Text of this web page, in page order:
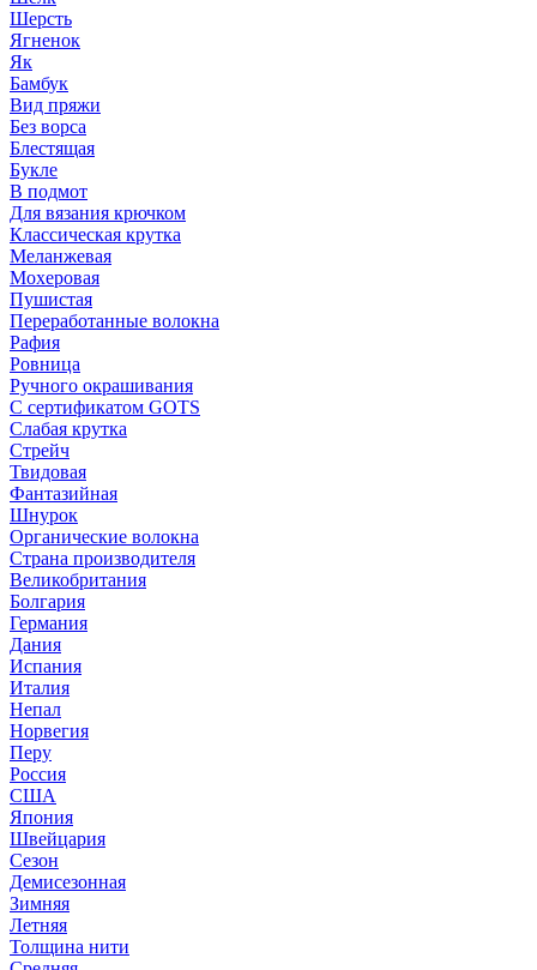
Шерсть
Ягненок
Як
Бамбук
Вид пряжи
Без ворса
Блестящая
Букле
В подмот
Для вязания крючком
Классическая крутка
Меланжевая
Мохеровая
Пушистая
Переработанные волокна
Рафия
Ровница
Ручного окрашивания
С сертификатом GOTS
Слабая крутка
Стрейч
Твидовая
Фантазийная
Шнурок
Органические волокна
Страна производителя
Великобритания
Болгария
Германия
Дания
Испания
Италия
Непал
Норвегия
Перу
Россия
США
Япония
Швейцария
Сезон
Демисезонная
Зимняя
Летняя
Толщина нити